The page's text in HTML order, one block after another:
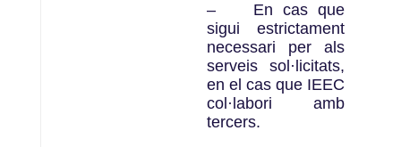
–
En cas que
sigui estrictament
necessari per als
serveis sol·licitats,
en el cas que IEEC
col·labori amb
tercers.